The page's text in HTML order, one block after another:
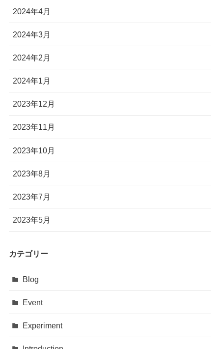
2024年4月
2024年3月
2024年2月
2024年1月
2023年12月
2023年11月
2023年10月
2023年8月
2023年7月
2023年5月
カテゴリー
Blog
Event
Experiment